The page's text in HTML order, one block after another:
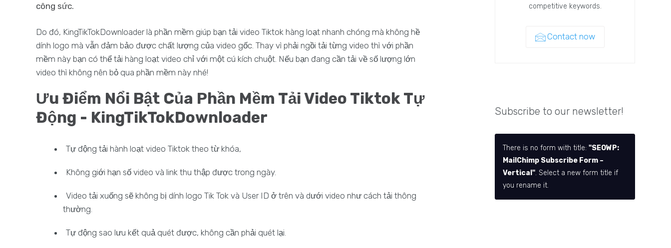
công sức.
Do đó, KingTikTokDownloader là phần mềm giúp bạn tải video Tiktok hàng loạt nhanh chóng mà không hề
dính logo mà vẫn đảm bảo được chất lượng của video gốc. Thay vì phải ngồi tải từng video thì với phần
mềm này bạn có thể tải hàng loạt video chỉ với một cú kích chuột. Nếu bạn đang cần tải về số lượng lớn
video thì không nên bỏ qua phần mềm này nhé!
Ưu Điểm Nổi Bật Của Phần Mềm Tải Video Tiktok Tự
Động - KingTikTokDownloader
Tự động tải hành loạt video Tiktok theo từ khóa,
Không giới hạn số video và link thu thập được trong ngày.
Video tải xuống sẽ không bị dính logo Tik Tok và User ID ở trên và dưới video như cách tải thông
thường.
Tự động sao lưu kết quả quét được, không cần phải quét lại.
competitive keywords.
Contact now
Subscribe to our newsletter!
There is no form with title:"SEOWP:
MailChimp Subscribe Form –
Vertical". Select a new form title if
you rename it.